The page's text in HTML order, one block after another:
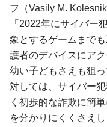
フ（Vasily M.
「2022年にサイバー
象とするゲームまで
護者のデバイスにア
幼い子どもさえも狙
対しては、サイバー
く初歩的な詐欺に簡
を分かりにくくさえ